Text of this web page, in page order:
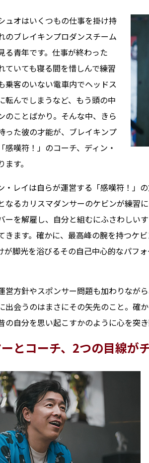
ュオはいくつもの仕事を掛け持
のブレイキンプロダンスチーム
る青年です。仕事が終わった
ていても寝る間を惜しんで練習
乗客のいない電車内でヘッドス
転んでしまうなど、もう頭の中
のことばかり。そんな中、きら
った彼の才能が、ブレイキンプ
感嘆符！」のコーチ、ディン・
す。
・レイは自らが運営する「感嘆符！」
なるカリスマダンサーのケビンが練習
ーを解雇し、自分と組むにふさわしい
きます。確かに、最高峰の腕を持つケ
が脚光を浴びるその自己中心的なパフ
営方針やスポンサー問題も加わりなが
出会うのはまさにその矢先のこと。確
の自分を思い起こすかのように心を突き
とコーチ、2つの目線が